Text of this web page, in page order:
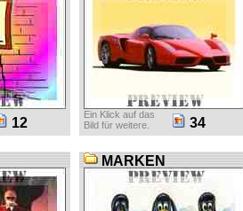
12
Ein Klick auf das
Bild für weitere.
34
MARKEN